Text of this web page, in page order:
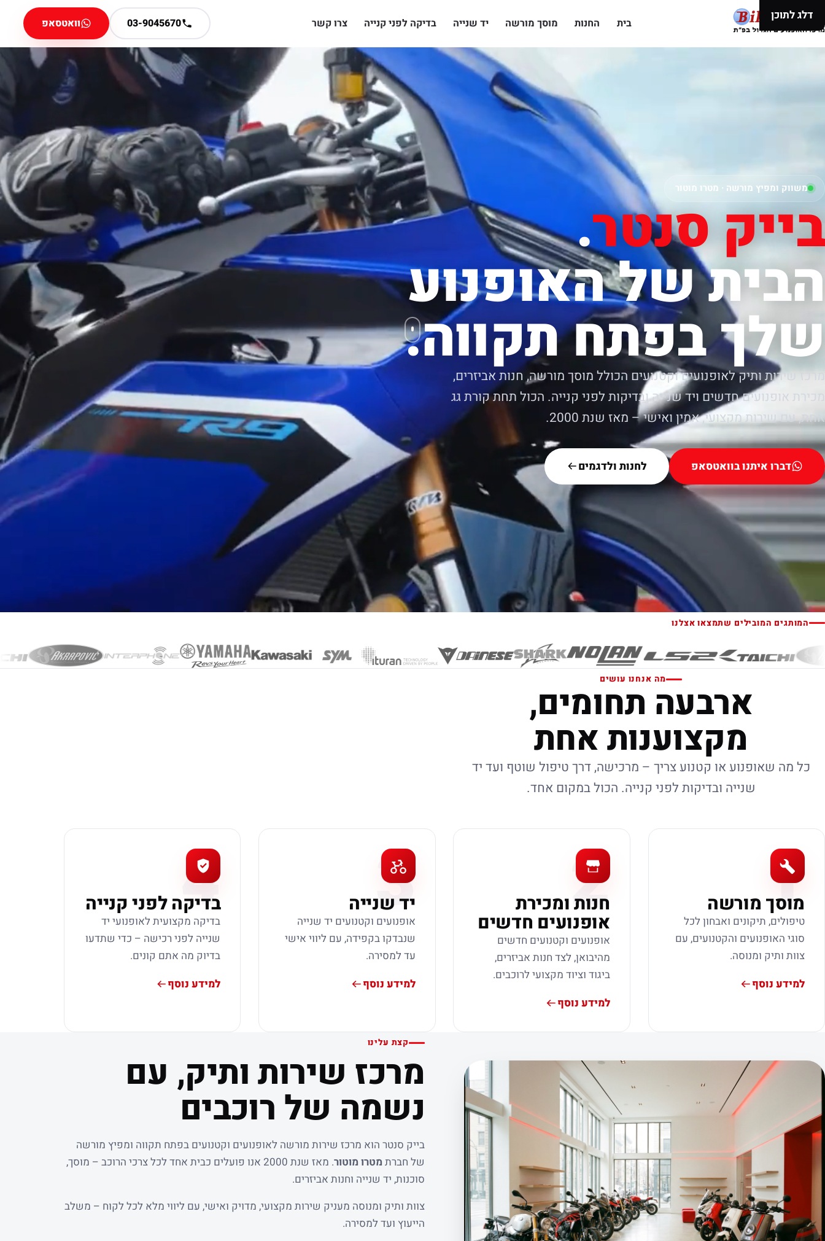
דלג לתוכן
בית החנות מוסך מורשה יד שנייה בדיקה לפני קנייה צרו קשר 03-9045670 וואטסאפ
משווק ומפיץ מורשה · מטרו מוטור
בייק סנטר.
הבית של האופנוע
שלך בפתח תקווה.
מרכז שירות ותיק לאופנועים וקטנועים הכולל מוסך מורשה, חנות אביזרים,
מכירת אופנועים חדשים ויד שנייה ובדיקות לפני קנייה. הכול תחת קורת גג
אחת, עם שירות מקצועי, אמין ואישי – מאז שנת 2000.
דברו איתנו בוואטסאפ לחנות ולדגמים
המותגים המובילים שתמצאו אצלנו
מה אנחנו עושים
ארבעה תחומים,
מקצוענות אחת
כל מה שאופנוע או קטנוע צריך – מרכישה, דרך טיפול שוטף ועד יד
שנייה ובדיקות לפני קנייה. הכול במקום אחד.
1
מוסך מורשה
טיפולים, תיקונים ואבחון לכל
סוגי האופנועים והקטנועים, עם
צוות ותיק ומנוסה.
למידע נוסף
2
חנות ומכירת
אופנועים חדשים
אופנועים וקטנועים חדשים
מהיבואן, לצד חנות אביזרים,
ביגוד וציוד מקצועי לרוכבים.
למידע נוסף
3
יד שנייה
אופנועים וקטנועים יד שנייה
שנבדקו בקפידה, עם ליווי אישי
עד למסירה.
למידע נוסף
4
בדיקה לפני קנייה
בדיקה מקצועית לאופנועי יד
שנייה לפני רכישה – כדי שתדעו
בדיוק מה אתם קונים.
למידע נוסף
קצת עלינו
מרכז שירות ותיק, עם
נשמה של רוכבים
בייק סנטר הוא מרכז שירות מורשה לאופנועים וקטנועים בפתח תקווה ומפיץ מורשה
של חברת מטרו מוטור
. מאז שנת 2000 אנו פועלים כבית אחד לכל צרכי הרוכב – מוסך,
סוכנות, יד שנייה וחנות אביזרים.
צוות ותיק ומנוסה מעניק שירות מקצועי, מדויק ואישי, עם ליווי מלא לכל לקוח – משלב
הייעוץ ועד למסירה.